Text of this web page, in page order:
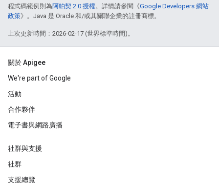
程式碼範例則為阿帕契 2.0 授權。詳情請參閱《Google Developers 網站
政策》。Java 是 Oracle 和/或其關聯企業的註冊商標。
上次更新時間：2026-02-17 (世界標準時間)。
關於 Apigee
We're part of Google
活動
合作夥伴
電子書與網路廣播
社群與支援
社群
支援總覽